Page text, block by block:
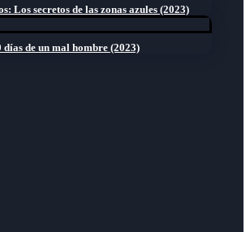
Los secretos de las zonas azules (2023)
días de un mal hombre (2023)